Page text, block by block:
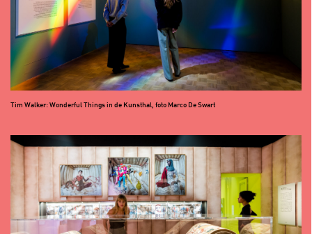
Tim Walker: Wonderful Things in de Kunsthal, foto Marco De Swart